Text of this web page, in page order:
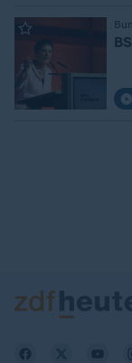
: